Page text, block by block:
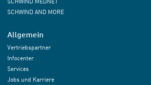
SCHWIND AND MORE
Allgemein
Vertriebspartner
Infocenter
Services
Jobs und Karriere